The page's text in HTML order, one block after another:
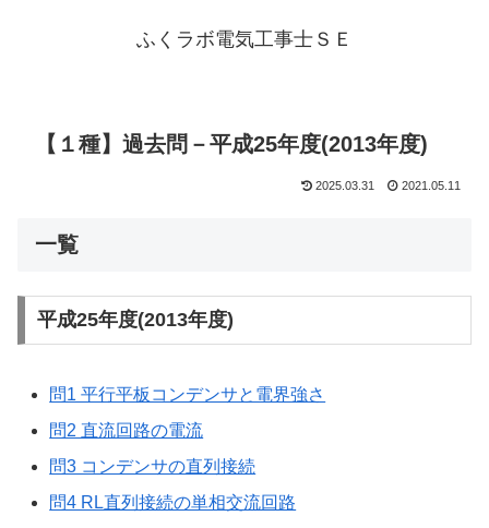
ふくラボ電気工事士ＳＥ
【１種】過去問－平成25年度(2013年度)
2025.03.31 2021.05.11
一覧
平成25年度(2013年度)
問1 平行平板コンデンサと電界強さ
問2 直流回路の電流
問3 コンデンサの直列接続
問4 RL直列接続の単相交流回路